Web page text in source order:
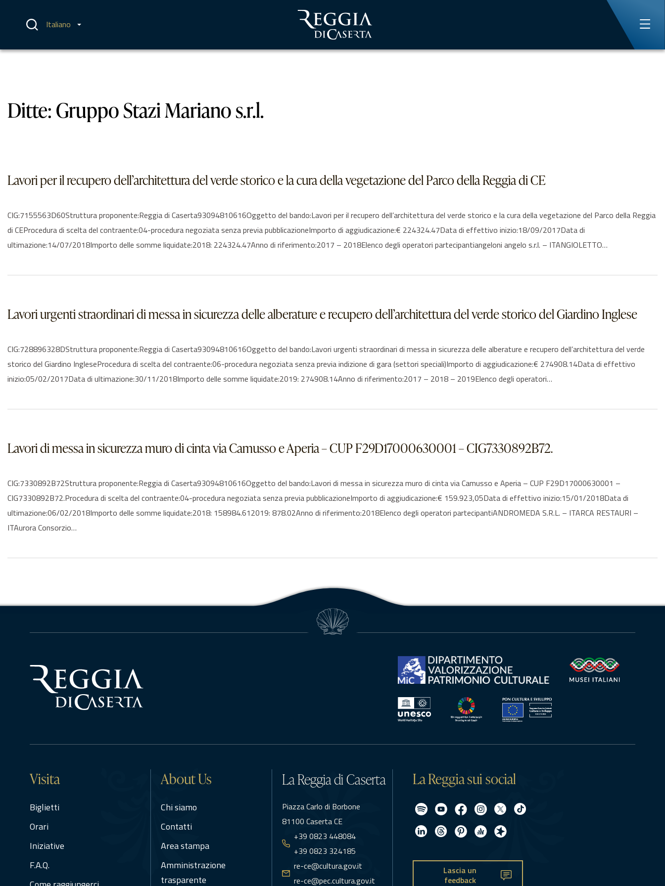
contenuto Italiano
Ditte: Gruppo Stazi Mariano s.r.l.
Lavori per il recupero dell’architettura del verde storico e la cura della vegetazione del Parco della Reggia di CE
CIG:7155563D60Struttura proponente:Reggia di Caserta93094810616Oggetto del bando:Lavori per il recupero dell’architettura del verde storico e la cura della vegetazione del Parco della Reggia
di CEProcedura di scelta del contraente:04-procedura negoziata senza previa pubblicazioneImporto di aggiudicazione:€ 224324.47Data di effettivo inizio:18/09/2017Data di
ultimazione:14/07/2018Importo delle somme liquidate:2018: 224324.47Anno di riferimento:2017 – 2018Elenco degli operatori partecipantiangeloni angelo s.r.l. – ITANGIOLETTO…
Lavori urgenti straordinari di messa in sicurezza delle alberature e recupero dell’architettura del verde storico del Giardino Inglese
CIG:728896328DStruttura proponente:Reggia di Caserta93094810616Oggetto del bando:Lavori urgenti straordinari di messa in sicurezza delle alberature e recupero dell’architettura del verde
storico del Giardino IngleseProcedura di scelta del contraente:06-procedura negoziata senza previa indizione di gara (settori speciali)Importo di aggiudicazione:€ 274908.14Data di effettivo
inizio:05/02/2017Data di ultimazione:30/11/2018Importo delle somme liquidate:2019: 274908.14Anno di riferimento:2017 – 2018 – 2019Elenco degli operatori…
Lavori di messa in sicurezza muro di cinta via Camusso e Aperia – CUP F29D17000630001 – CIG7330892B72.
CIG:7330892B72Struttura proponente:Reggia di Caserta93094810616Oggetto del bando:Lavori di messa in sicurezza muro di cinta via Camusso e Aperia – CUP F29D17000630001 –
CIG7330892B72.Procedura di scelta del contraente:04-procedura negoziata senza previa pubblicazioneImporto di aggiudicazione:€ 159.923,05Data di effettivo inizio:15/01/2018Data di
ultimazione:06/02/2018Importo delle somme liquidate:2018: 158984.612019: 878.02Anno di riferimento:2018Elenco degli operatori partecipantiANDROMEDA S.R.L. – ITARCA RESTAURI –
ITAurora Consorzio…
Visita
Biglietti
Orari
Iniziative
F.A.Q.
About Us
Chi siamo
Contatti
Area stampa
Amministrazione
trasparente
La Reggia di Caserta
Piazza Carlo di Borbone
81100 Caserta CE
+39 0823 448084
+39 0823 324185
re-ce@cultura.gov.it
re-ce@pec.cultura.gov.it
La Reggia sui social
Lascia un
feedback